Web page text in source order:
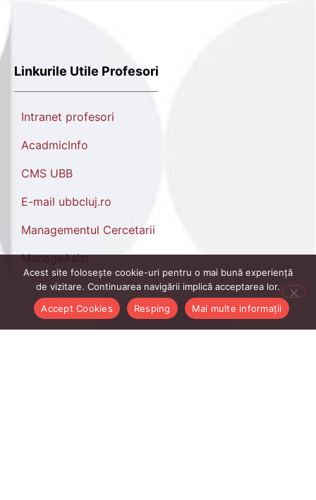
Linkurile Utile Profesori
Intranet profesori
AcadmicInfo
CMS UBB
E-mail ubbcluj.ro
Managementul Cercetarii
ManageAsist
Acest site folosește cookie-uri pentru o mai bună experiență
de vizitare. Continuarea navigării implică acceptarea lor.
Accept Cookies
Resping Mai multe informații